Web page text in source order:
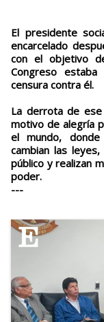
El presidente
encarcelado
con el objetivo
Congreso
censura contra él.
La derrota de ese
motivo de alegría
el mundo,
cambian las
público y realizan
poder.
---